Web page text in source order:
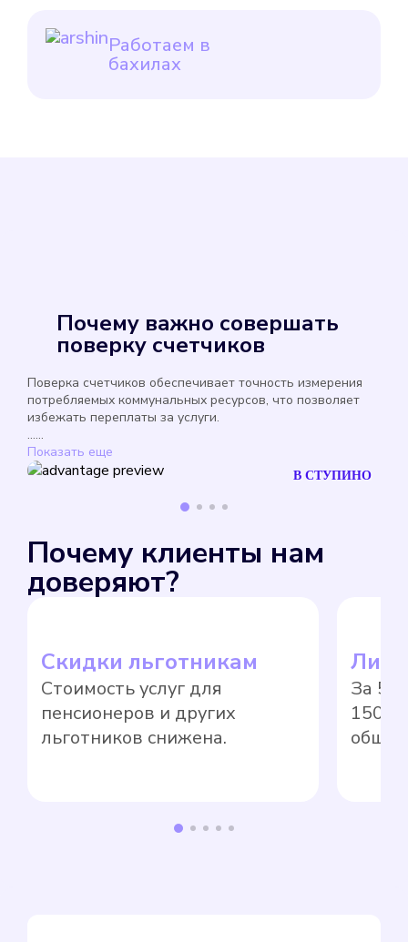
Работаем в
бахилах
Почему важно совершать
поверку счетчиков
Поверка счетчиков обеспечивает точность измерения
потребляемых коммунальных ресурсов, что позволяет
избежать переплаты за услуги.
......
Показать еще
В СТУПИНО
Почему клиенты нам
доверяют?
Скидки льготникам
Стоимость услуг для
пенсионеров и других
льготников снижена.
За 5
1500